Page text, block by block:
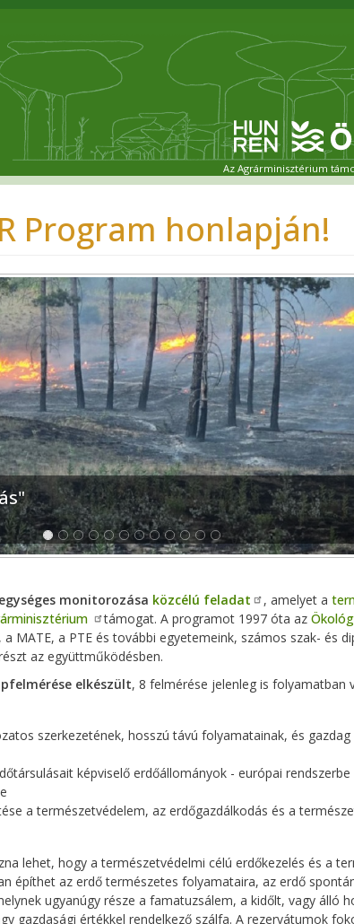
Az Agrárminisztérium
Program honlapján!
monitorozása közcélú feladat , amelyet a
támogat. A programot 1997 óta az
MATE, a PTE és további egyetemeink, számos szak- és
az együttműködésben.
elkészült, 8 felmérése jelenleg is folyamatban
szerkezetének, hosszú távú folyamatainak, és gazdag
képviselő erdőállományok - európai
a természetvédelem, az erdőgazdálkodás és a
lehet, hogy a természetvédelmi célú erdőkezelés és a
építhet az erdő természetes folyamataira, az erdő
ugyanúgy része a famatuzsálem, a kidőlt, vagy álló
gazdasági értékkel rendelkező szálfa. A rezervátumok